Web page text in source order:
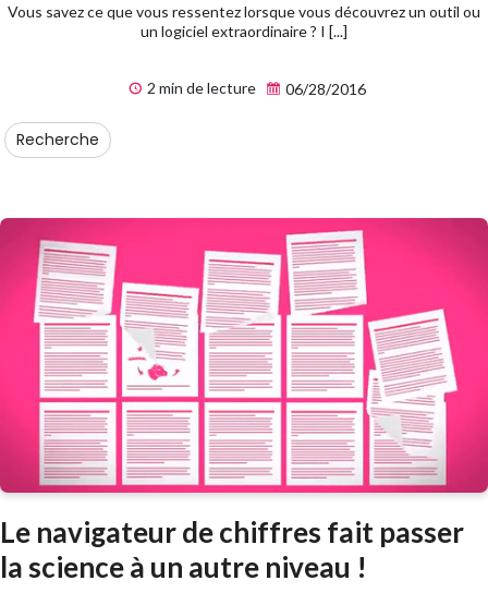
Vous savez ce que vous ressentez lorsque vous découvrez un outil ou
un logiciel extraordinaire ? I [...]
2 min de lecture 06/28/2016
Recherche
Le navigateur de chiffres fait passer
la science à un autre niveau !